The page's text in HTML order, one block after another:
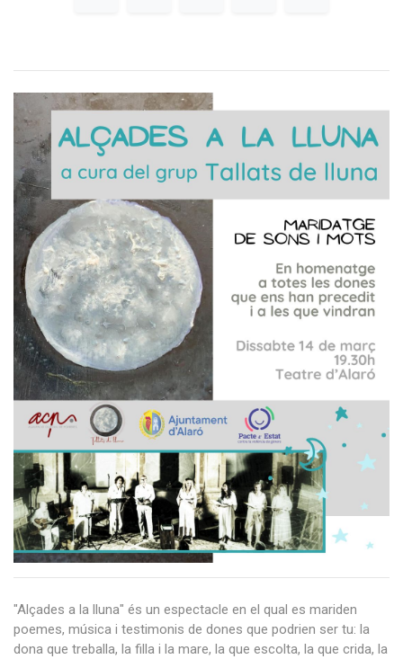
"Alçades a la lluna" és un espectacle en el qual es mariden
poemes, música i testimonis de dones que podrien ser tu: la
dona que treballa, la filla i la mare, la que escolta, la que crida, la